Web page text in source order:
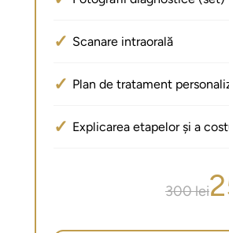
✓ Scanare intraorală
✓ Plan de tratament
✓ Explicarea etapelor și a
300 lei